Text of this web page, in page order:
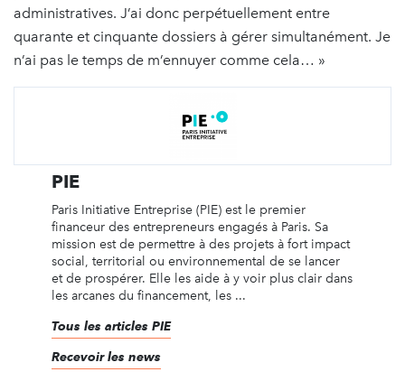
administratives. J’ai donc perpétuellement entre
quarante et cinquante dossiers à gérer simultanément. Je
n’ai pas le temps de m’ennuyer comme cela… »
PIE
Paris Initiative Entreprise (PIE) est le premier
financeur des entrepreneurs engagés à Paris. Sa
mission est de permettre à des projets à fort impact
social, territorial ou environnemental de se lancer
et de prospérer. Elle les aide à y voir plus clair dans
les arcanes du financement, les ...
Tous les articles PIE
Recevoir les news